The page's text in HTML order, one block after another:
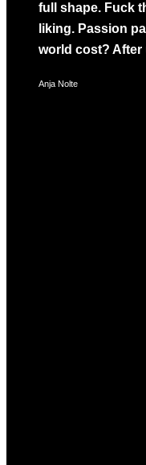
full shape. Fuck
liking. Passion
world cost? After
Anja Nolte